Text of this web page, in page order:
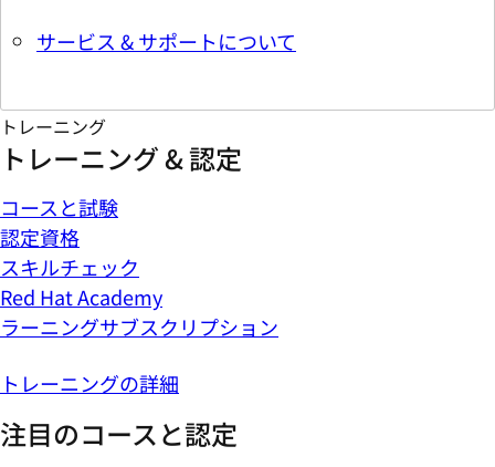
サービス & サポートについて
トレーニング
トレーニング & 認定
コースと試験
認定資格
スキルチェック
Red Hat Academy
ラーニングサブスクリプション
トレーニングの詳細
注目のコースと認定